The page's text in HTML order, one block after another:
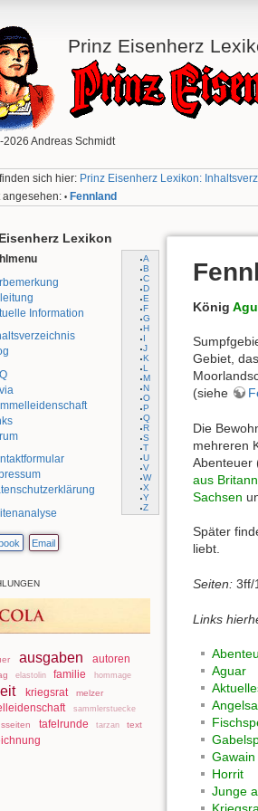
Prinz Eisenherz
Andreas Schmidt
sich hier: Prinz Eisenherz Lexikon:
angesehen: • Fennland
Lexikon
A
B
C
D
E
F
G
H
I
J
K
L
M
N
O
P
Q
R
S
T
U
V
W
X
Y
Z
Information
Email
ausgaben autoren
elastolin familie hommage
kriegsrat melzer
sammlerstuecke
tafelrunde tarzan
text
König
Gebiet,
(siehe
Die
mehreren
Abenteuer
aus
Sachsen
Später
liebt.
Seiten: 3ff/
Links
Aguar
Horrit
Junge